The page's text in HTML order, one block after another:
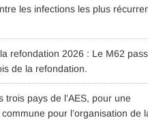
les infections les plus
refondation 2026 : Le M62
de la refondation.
trois pays de l’AES, pour une
pour l’organisation de